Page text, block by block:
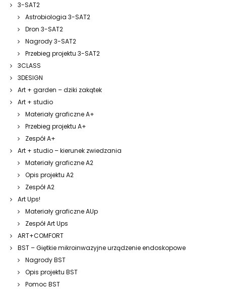
3-SAT2
Astrobiologia 3-SAT2
Dron 3-SAT2
Nagrody 3-SAT2
Przebieg projektu 3-SAT2
3CLASS
3DESIGN
Art + garden – dziki zakątek
Art + studio
Materiały graficzne A+
Przebieg projektu A+
Zespół A+
Art + studio – kierunek zwiedzania
Materiały graficzne A2
Opis projektu A2
Zespół A2
Art Ups!
Materiały graficzne AUp
Zespół Art Ups
ART+COMFORT
BST – Giętkie mikroinwazyjne urządzenie endoskopowe
Nagrody BST
Opis projektu BST
Pomoc BST